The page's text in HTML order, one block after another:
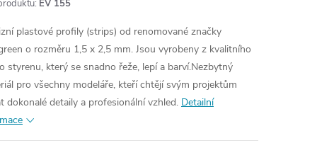
EV 155
plastové profily (strips) od renomované značky
o rozměru 1,5 x 2,5 mm. Jsou vyrobeny z kvalitního
styrenu, který se snadno řeže, lepí a barví.Nezbytný
pro všechny modeláře, kteří chtějí svým projektům
dokonalé detaily a profesionální vzhled. Detailní